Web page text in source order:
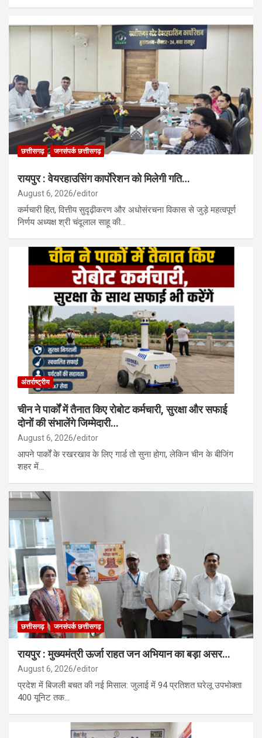
छत्तीसगढ़ जनसंपर्क छत्तीसगढ़
रायपुर : वेयरहाउसिंग कार्पाेरेशन को मिलेगी गति…
August 6, 2026 editor
कर्मचारी हित, वित्तीय सुदृढ़ीकरण और अधोसंरचना विकास से जुड़े महत्वपूर्ण
निर्णय अध्यक्ष श्री चंदूलाल साहू की…
अंतर्राष्ट्रीय
चीन ने पार्कों में तैनात किए रोबोट कर्मचारी, सुरक्षा और सफाई
दोनों की संभालेंगे जिम्मेदारी…
August 6, 2026 editor
आपने पार्कों के रखरखाव के लिए गार्ड तो सुना होगा, लेकिन चीन के बीजिंग
शहर में…
छत्तीसगढ़ जनसंपर्क छत्तीसगढ़
रायपुर : मुख्यमंत्री ऊर्जा राहत जन अभियान का बड़ा असर…
August 6, 2026 editor
प्रदेश में बिजली बचत की नई मिसाल: जुलाई में 94 प्रतिशत घरेलू उपभोक्ता
400 यूनिट तक…